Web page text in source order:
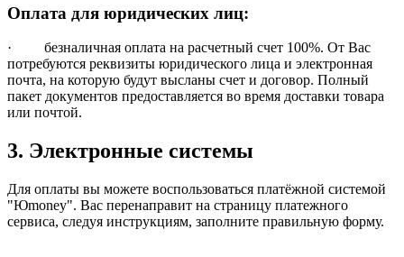
Оплата для юридических лиц:
· безналичная оплата на расчетный счет 100%. От Вас
потребуются реквизиты юридического лица и электронная
почта, на которую будут высланы счет и договор. Полный
пакет документов предоставляется во время доставки товара
или почтой.
3. Электронные системы
Для оплаты вы можете воспользоваться платёжной системой
"Юmoney". Вас перенаправит на страницу платежного
сервиса, следуя инструкциям, заполните правильную форму.